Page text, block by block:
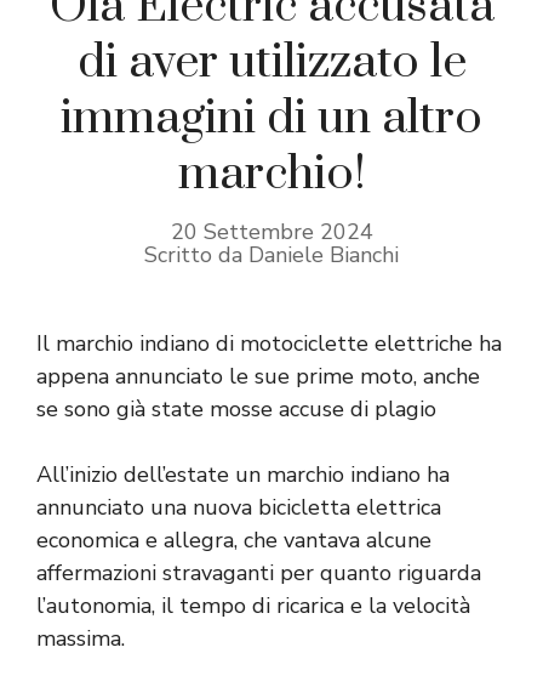
di aver utilizzato le
immagini di un altro
marchio!
20 Settembre 2024
Scritto da Daniele Bianchi
Il marchio indiano di motociclette elettriche ha
appena annunciato le sue prime moto, anche
se sono già state mosse accuse di plagio
All’inizio dell’estate un marchio indiano ha
annunciato una nuova bicicletta elettrica
economica e allegra, che vantava alcune
affermazioni stravaganti per quanto riguarda
l’autonomia, il tempo di ricarica e la velocità
massima.